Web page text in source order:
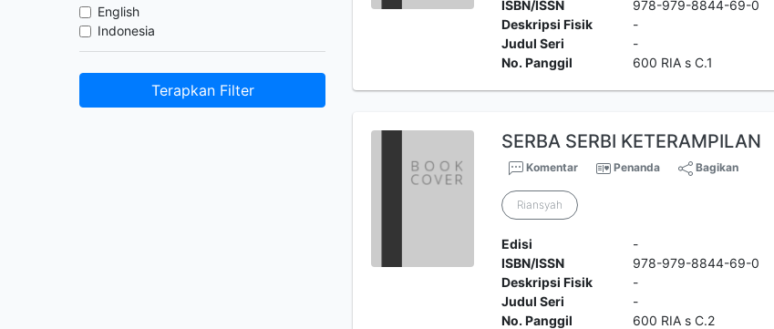
English
Indonesia
Terapkan Filter
ISBN/ISSN
978-979-8844-69-0
Deskripsi Fisik
-
Judul Seri
-
No. Panggil
600 RIA s C.1
SERBA SERBI KETERAMPILAN
Komentar Penanda Bagikan
Riansyah
Edisi
-
ISBN/ISSN
978-979-8844-69-0
Deskripsi Fisik
-
Judul Seri
-
No. Panggil
600 RIA s C.2